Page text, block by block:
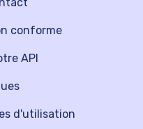
API
conforme
d'utilisation